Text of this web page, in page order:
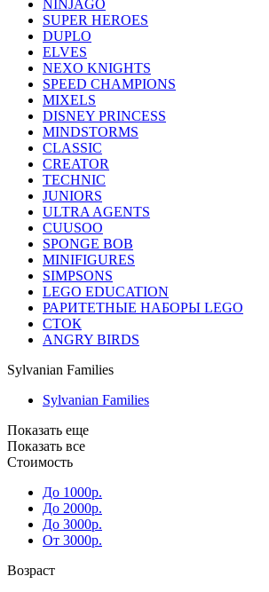
NINJAGO
SUPER HEROES
DUPLO
ELVES
NEXO KNIGHTS
SPEED CHAMPIONS
MIXELS
DISNEY PRINCESS
MINDSTORMS
CLASSIC
CREATOR
TECHNIC
JUNIORS
ULTRA AGENTS
CUUSOO
SPONGE BOB
MINIFIGURES
SIMPSONS
LEGO EDUCATION
РАРИТЕТНЫЕ НАБОРЫ LEGO
СТОК
ANGRY BIRDS
Sylvanian Families
Sylvanian Families
Показать еще
Показать все
Стоимость
До 1000р.
До 2000р.
До 3000р.
От 3000р.
Возраст